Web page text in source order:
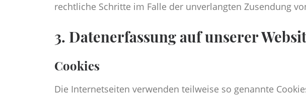
rechtliche Schritte im Falle der unverlangten Zusendung
3. Datenerfassung auf unserer
Cookies
Die Internetseiten verwenden teilweise so genannte